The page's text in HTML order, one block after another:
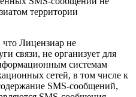
территории
Лицензиар не
связи, не организует для
системам
сетей, в том числе к
SMS-сообщений,